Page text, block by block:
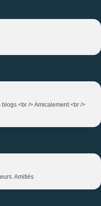
/> Amicalement.<br />
Amitiés